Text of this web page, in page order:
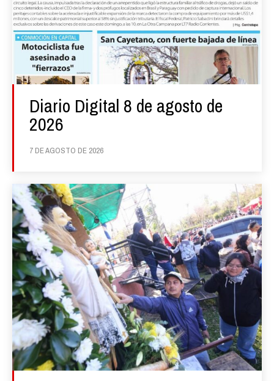
Diario Digital 8 de agosto de
2026
7 DE AGOSTO DE 2026